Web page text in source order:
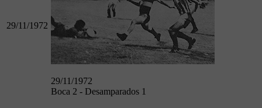
29/11/1972
29/11/1972
Boca 2 - Desamparados 1